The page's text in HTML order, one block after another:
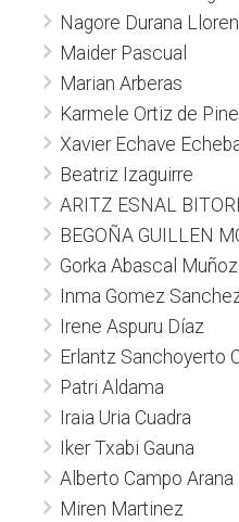
Nagore Durana
Maider Pascual
Marian Arberas
Karmele Ortiz de
Xavier Echave
Beatriz Izaguirre
ARITZ ESNAL
BEGOÑA GUILLEN
Gorka Abascal Muñoz
Inma Gomez
Irene Aspuru Díaz
Erlantz Sanchoyerto
Patri Aldama
Iraia Uria Cuadra
Iker Txabi Gauna
Alberto Campo Arana
Miren Martinez